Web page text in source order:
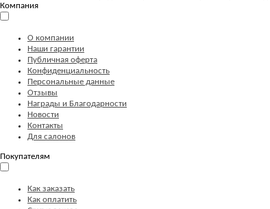
Компания
О компании
Наши гарантии
Публичная оферта
Конфиденциальность
Персональные данные
Отзывы
Награды и Благодарности
Новости
Контакты
Для салонов
Покупателям
Как заказать
Как оплатить